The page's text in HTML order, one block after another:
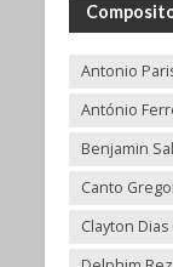
Antonio
António
Benjamin
Canto
Clayton Dias